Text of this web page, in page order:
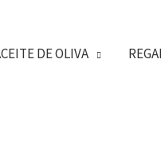
DE OLIVA